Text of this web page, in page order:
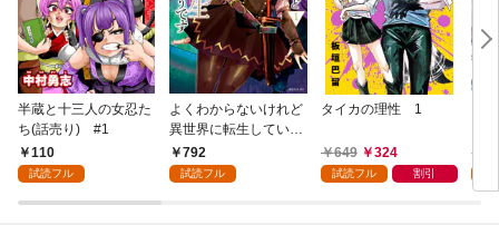
半蔵と十三人の女忍た
ち(話売り) #1
110
試読フル
よくわからないけれど
異世界に転生していた
ようです（１）
792
試読フル
タイカの理性 1
649 324
試読フル 割引